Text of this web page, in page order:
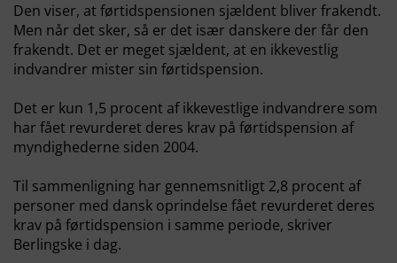
Den viser, at førtidspensionen sjældent bliver frakendt.
Men når det sker, så er det især danskere der får den
frakendt. Det er meget sjældent, at en ikkevestlig
indvandrer mister sin førtidspension.
Det er kun 1,5 procent af ikkevestlige indvandrere som
har fået revurderet deres krav på førtidspension af
myndighederne siden 2004.
Til sammenligning har gennemsnitligt 2,8 procent af
personer med dansk oprindelse fået revurderet deres
krav på førtidspension i samme periode, skriver
Berlingske i dag.